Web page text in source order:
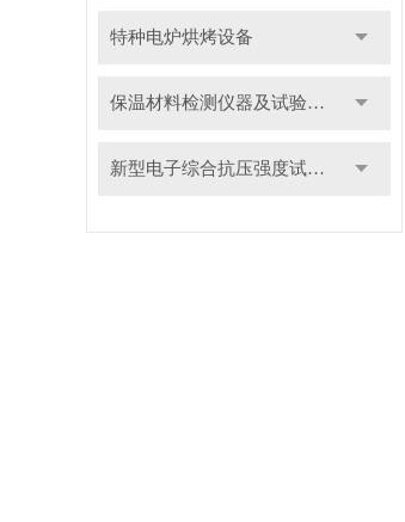
特种电炉烘烤设备
保温材料检测仪器及试验装置
新型电子综合抗压强度试验机